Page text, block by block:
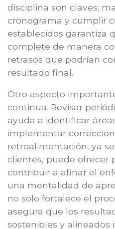
disciplina son claves;
cronograma y cumplir
establecidos garantiza
complete de manera
retrasos que podrían
resultado final.
Otro aspecto
continua. Revisar
ayuda a identificar
implementar
retroalimentación, ya
clientes, puede ofrecer
contribuir a afinar el
una mentalidad de
no solo fortalece el
asegura que los
sostenibles y alineados